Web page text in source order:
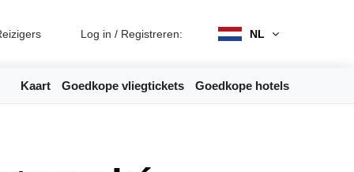
Log in / Registreren: NL
Kaart Goedkope vliegtickets Goedkope hotels